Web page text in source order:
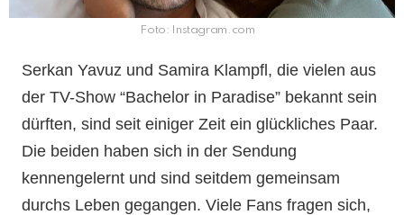
Foto: Instagram.com
Serkan Yavuz und Samira Klampfl, die vielen aus
der TV-Show “Bachelor in Paradise” bekannt sein
dürften, sind seit einiger Zeit ein glückliches Paar.
Die beiden haben sich in der Sendung
kennengelernt und sind seitdem gemeinsam
durchs Leben gegangen. Viele Fans fragen sich,